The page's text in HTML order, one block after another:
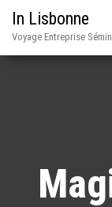
In Lisbonne
Voyage Entreprise